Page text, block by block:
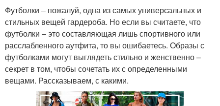
Футболки – пожалуй, одна из самых универсальных и
стильных вещей гардероба. Но если вы считаете, что
футболки – это составляющая лишь спортивного или
расслабленного аутфита, то вы ошибаетесь. Образы с
футболками могут выглядеть стильно и женственно –
секрет в том, чтобы сочетать их с определенными
вещами. Рассказываем, с какими.